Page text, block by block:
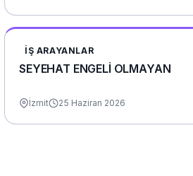
İŞ ARAYANLAR
SEYEHAT ENGELİ OLMAYAN
İzmit 25 Haziran 2026